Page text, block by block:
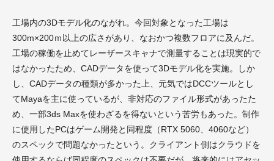
工場内の3Dモデル化のながれ。今回対象となった工場は
300m×200ｍ以上の広さがあり、なおかつ複数フロアに及んだ。
工場の稼働を止めてレーザースキャナで測量することは現実的で
はなかったため、CADデータを使って3Dモデル化を実施。しか
し、CADデータの種類が多かった上、元気ではDCCツールとし
てMayaを主に使っているが、非対応のファイル形式があったた
め、一部3ds Maxを使わざるを得ないという苦労もあった。制作
に使用したPCはゲーム開発と同程度（RTX 5060、4060など）
のスペックで問題なかったという。クライアント側はクラウドを